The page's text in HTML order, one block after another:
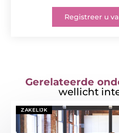
Registreer u
Gerelateerde
wellicht
ZAKELIJK